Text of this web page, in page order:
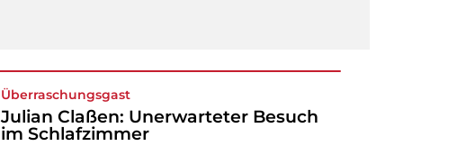
Überraschungsgast
Julian Claßen: Unerwarteter Besuch
im Schlafzimmer